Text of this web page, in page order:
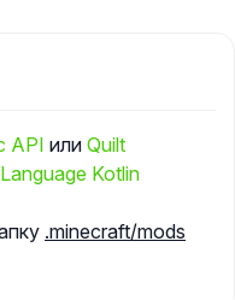
API или Quilt
Kotlin
.minecraft/mods